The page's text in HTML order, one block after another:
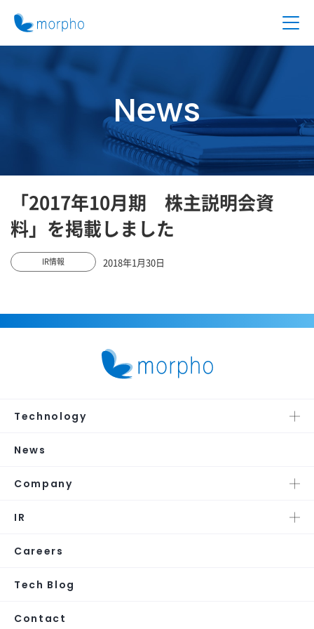
News
「2017年10月期 株主説明会資
料」を掲載しました
IR情報 2018年1月30日
Technology
News
Company
IR
Careers
Tech Blog
Contact